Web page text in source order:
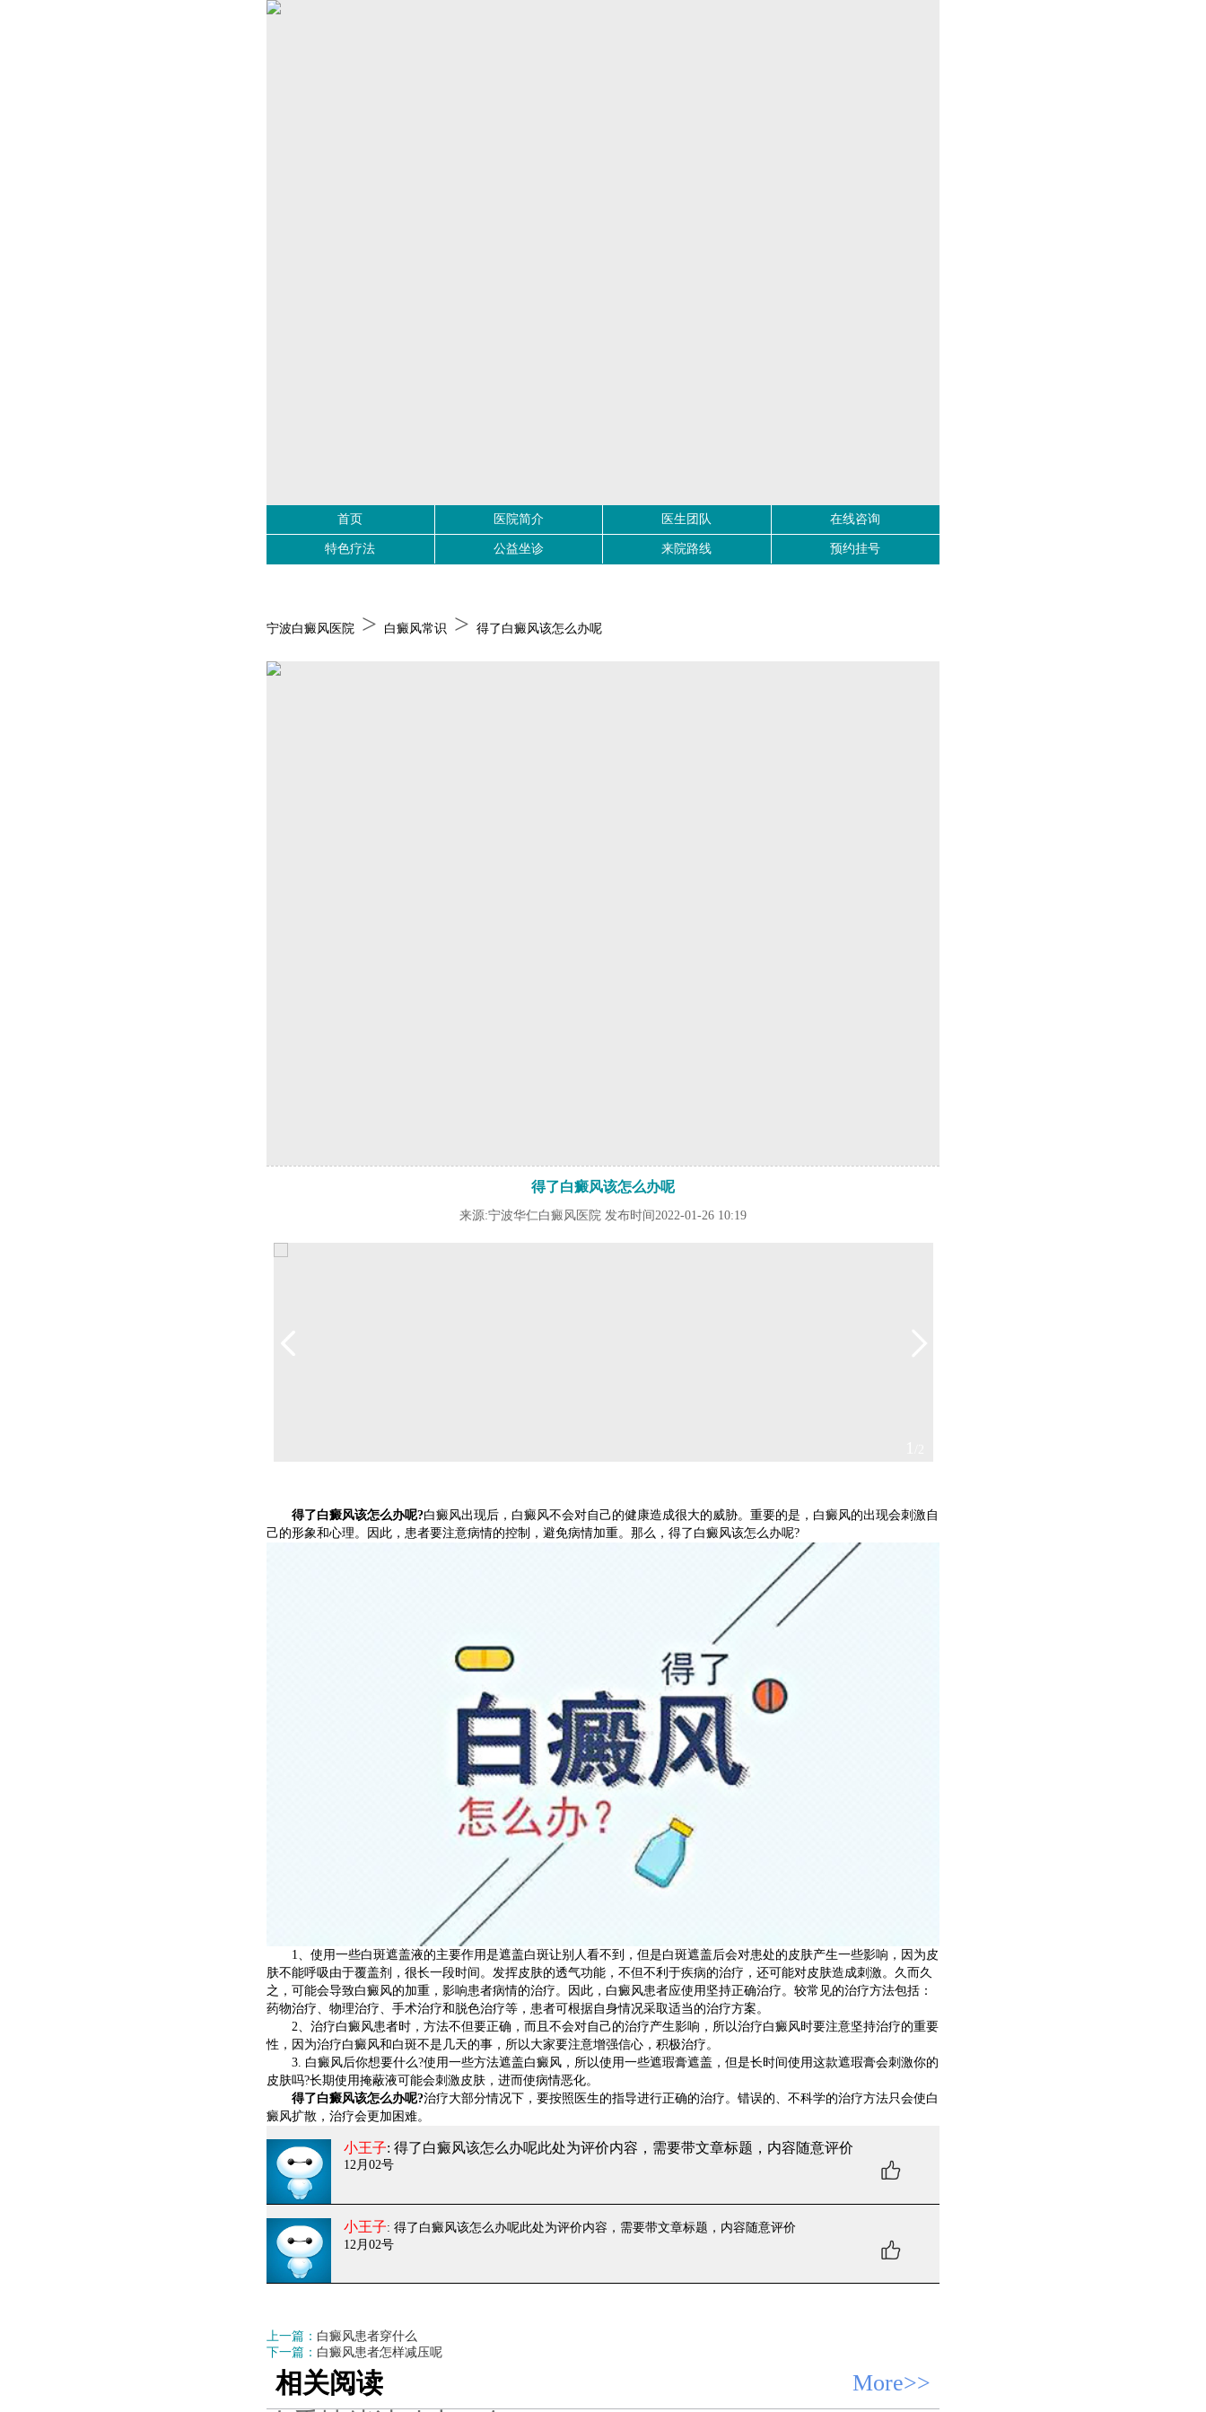
首页 医院简介 医生团队 在线咨询
特色疗法 公益坐诊 来院路线 预约挂号
宁波白癜风医院 > 白癜风常识 > 得了白癜风该怎么办呢
得了白癜风该怎么办呢
来源:宁波华仁白癜风医院 发布时间2022-01-26 10:19
得了白癜风该怎么办呢?白癜风出现后，白癜风不会对自己的健康造成很大的威胁。重要的是，白癜风的出现会刺激自
己的形象和心理。因此，患者要注意病情的控制，避免病情加重。那么，得了白癜风该怎么办呢?
1、使用一些白斑遮盖液的主要作用是遮盖白斑让别人看不到，但是白斑遮盖后会对患处的皮肤产生一些影响，因为皮
肤不能呼吸由于覆盖剂，很长一段时间。发挥皮肤的透气功能，不但不利于疾病的治疗，还可能对皮肤造成刺激。久而久
之，可能会导致白癜风的加重，影响患者病情的治疗。因此，白癜风患者应使用坚持正确治疗。较常见的治疗方法包括：
药物治疗、物理治疗、手术治疗和脱色治疗等，患者可根据自身情况采取适当的治疗方案。
2、治疗白癜风患者时，方法不但要正确，而且不会对自己的治疗产生影响，所以治疗白癜风时要注意坚持治疗的重要
性，因为治疗白癜风和白斑不是几天的事，所以大家要注意增强信心，积极治疗。
3. 白癜风后你想要什么?使用一些方法遮盖白癜风，所以使用一些遮瑕膏遮盖，但是长时间使用这款遮瑕膏会刺激你的
皮肤吗?长期使用掩蔽液可能会刺激皮肤，进而使病情恶化。
得了白癜风该怎么办呢?治疗大部分情况下，要按照医生的指导进行正确的治疗。错误的、不科学的治疗方法只会使白
癜风扩散，治疗会更加困难。
小王子: 得了白癜风该怎么办呢此处为评价内容，需要带文章标题，内容随意评价
12月02号
小王子: 得了白癜风该怎么办呢此处为评价内容，需要带文章标题，内容随意评价
12月02号
上一篇： 白癜风患者穿什么
下一篇： 白癜风患者怎样减压呢
相关阅读 More>>